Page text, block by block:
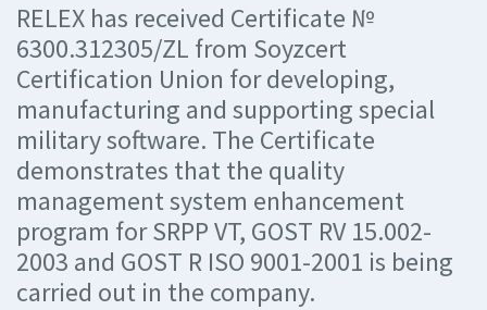
RELEX has received Certificate №
6300.312305/ZL from Soyzcert
Certification Union for developing,
manufacturing and supporting special
military software. The Certificate
demonstrates that the quality
management system enhancement
program for SRPP VT, GOST RV 15.002-
2003 and GOST R ISO 9001-2001 is being
carried out in the company.